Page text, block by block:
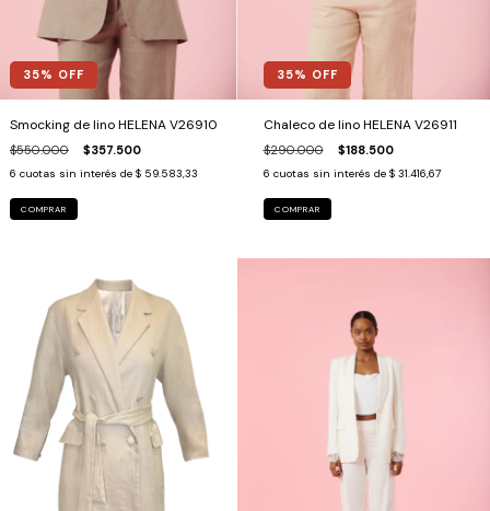
35% OFF
Smocking de lino HELENA V26910
$550.000 $357.500
6 cuotas sin interés de $ 59.583,33
COMPRAR
35% OFF
Chaleco de lino HELENA V26911
$290.000 $188.500
6 cuotas sin interés de $ 31.416,67
COMPRAR